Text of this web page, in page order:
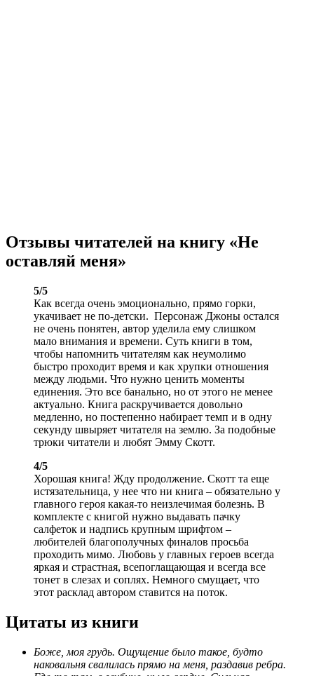
Отзывы читателей на книгу «Не
оставляй меня»
5/5
Как всегда очень эмоционально, прямо горки,
укачивает не по-детски. Персонаж Джоны остался
не очень понятен, автор уделила ему слишком
мало внимания и времени. Суть книги в том,
чтобы напомнить читателям как неумолимо
быстро проходит время и как хрупки отношения
между людьми. Что нужно ценить моменты
единения. Это все банально, но от этого не менее
актуально. Книга раскручивается довольно
медленно, но постепенно набирает темп и в одну
секунду швыряет читателя на землю. За подобные
трюки читатели и любят Эмму Скотт.
4/5
Хорошая книга! Жду продолжение. Скотт та еще
истязательница, у нее что ни книга – обязательно у
главного героя какая-то неизлечимая болезнь. В
комплекте с книгой нужно выдавать пачку
салфеток и надпись крупным шрифтом –
любителей благополучных финалов просьба
проходить мимо. Любовь у главных героев всегда
яркая и страстная, всепоглащающая и всегда все
тонет в слезах и соплях. Немного смущает, что
этот расклад автором ставится на поток.
Цитаты из книги
Боже, моя грудь. Ощущение было такое, будто
наковальня свалилась прямо на меня, раздавив ребра.